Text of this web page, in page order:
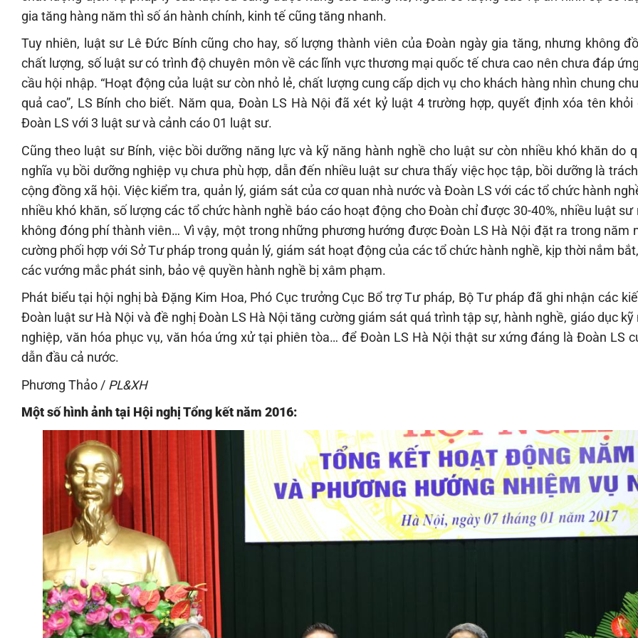
gia tăng hàng năm thì số án hành chính, kinh tế cũng tăng nhanh.
Tuy nhiên, luật sư Lê Đức Bính cũng cho hay, số lượng thành viên của Đoàn ngày gia tăng, nhưng không
chất lượng, số luật sư có trình độ chuyên môn về các lĩnh vực thương mại quốc tế chưa cao nên chưa đáp
cầu hội nhập. “Hoạt động của luật sư còn nhỏ lẻ, chất lượng cung cấp dịch vụ cho khách hàng nhìn chung
quả cao”, LS Bính cho biết. Năm qua, Đoàn LS Hà Nội đã xét kỷ luật 4 trường hợp, quyết định xóa tên khỏi
Đoàn LS với 3 luật sư và cảnh cáo 01 luật sư.
Cũng theo luật sư Bính, việc bồi dưỡng năng lực và kỹ năng hành nghề cho luật sư còn nhiều khó khăn do
nghĩa vụ bồi dưỡng nghiệp vụ chưa phù hợp, dẫn đến nhiều luật sư chưa thấy việc học tập, bồi dưỡng là
cộng đồng xã hội. Việc kiểm tra, quản lý, giám sát của cơ quan nhà nước và Đoàn LS với các tổ chức hành
nhiều khó khăn, số lượng các tổ chức hành nghề báo cáo hoạt động cho Đoàn chỉ được 30-40%, nhiều luật sư
không đóng phí thành viên… Vì vậy, một trong những phương hướng được Đoàn LS Hà Nội đặt ra trong năm
cường phối hợp với Sở Tư pháp trong quản lý, giám sát hoạt động của các tổ chức hành nghề, kịp thời nắm
các vướng mắc phát sinh, bảo vệ quyền hành nghề bị xâm phạm.
Phát biểu tại hội nghị bà Đặng Kim Hoa, Phó Cục trưởng Cục Bổ trợ Tư pháp, Bộ Tư pháp đã ghi nhận các
Đoàn luật sư Hà Nội và đề nghị Đoàn LS Hà Nội tăng cường giám sát quá trình tập sự, hành nghề, giáo dục kỹ
nghiệp, văn hóa phục vụ, văn hóa ứng xử tại phiên tòa… để Đoàn LS Hà Nội thật sư xứng đáng là Đoàn LS
dẫn đầu cả nước.
Phương Thảo / PL&XH
Một số hình ảnh tại Hội nghị Tổng kết năm 2016: